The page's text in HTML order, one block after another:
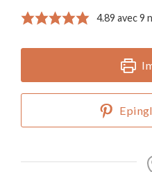
4.89 avec9